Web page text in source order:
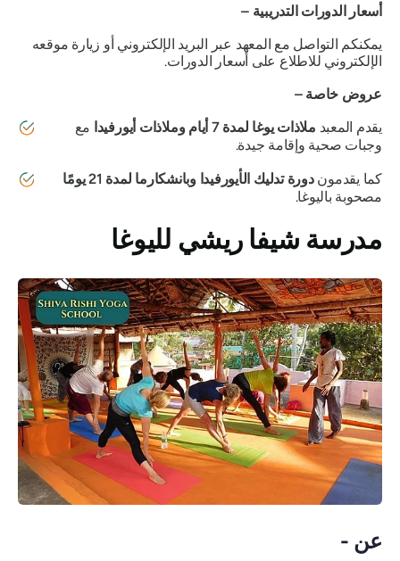
أسعار الدورات التدريبية –
يمكنكم التواصل مع المعهد عبر البريد الإلكتروني أو زيارة موقعه
الإلكتروني للاطلاع على أسعار الدورات.
عروض خاصة –
يقدم المعبدملاذات يوغا لمدة 7 أيام وملاذات أيورفيدا
مع
وجبات صحية وإقامة جيدة.
كما يقدموندورة تدليك الأيورفيدا وبانشكارما لمدة 21 يومًا
مصحوبة باليوغا.
مدرسة شيفا ريشي لليوغا
عن -